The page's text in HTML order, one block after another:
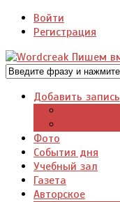
Войти
Регистрация
Добавить запись
Фото
События дня
Учебный зал
Газета
Авторское